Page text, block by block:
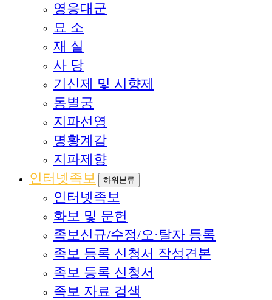
영응대군
묘 소
재 실
사 당
기신제 및 시향제
동별궁
지파선영
명황계감
지파제향
인터넷족보
하위분류
인터넷족보
화보 및 문헌
족보신규/수정/오·탈자 등록
족보 등록 신청서 작성견본
족보 등록 신청서
족보 자료 검색